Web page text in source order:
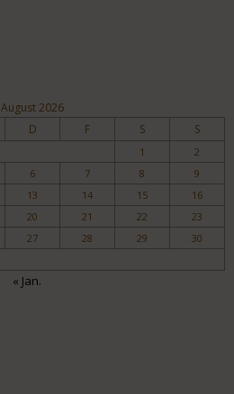
August 2026
D F S S
1
2
6 7 8
9
13 14 15
16
20 21 22
23
27 28 29
30
« Jan.